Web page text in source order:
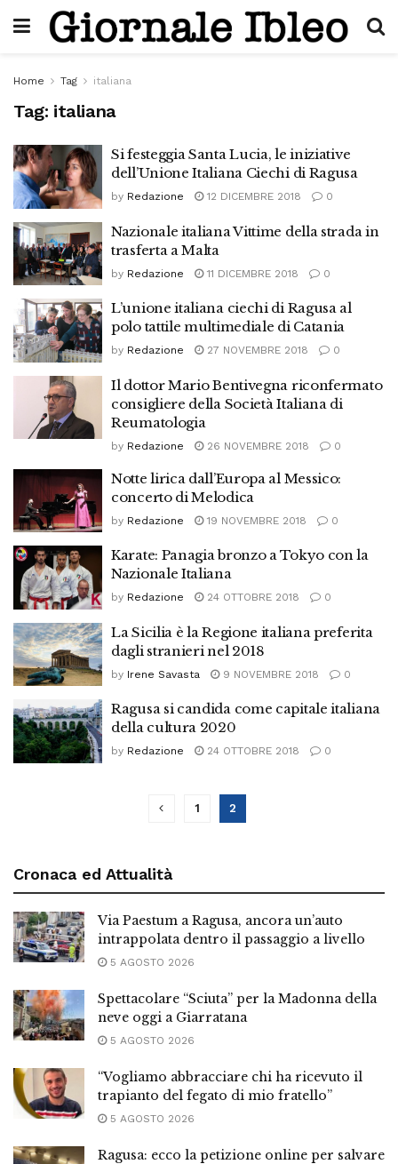
Home Tag italiana
Tag: italiana
Si festeggia Santa Lucia, le iniziative
dell’Unione Italiana Ciechi di Ragusa
by Redazione 12 DICEMBRE 2018 0
Nazionale italiana Vittime della strada in
trasferta a Malta
by Redazione 11 DICEMBRE 2018 0
L’unione italiana ciechi di Ragusa al
polo tattile multimediale di Catania
by Redazione 27 NOVEMBRE 2018 0
Il dottor Mario Bentivegna riconfermato
consigliere della Società Italiana di
Reumatologia
by Redazione 26 NOVEMBRE 2018 0
Notte lirica dall’Europa al Messico:
concerto di Melodica
by Redazione 19 NOVEMBRE 2018 0
Karate: Panagia bronzo a Tokyo con la
Nazionale Italiana
by Redazione 24 OTTOBRE 2018 0
La Sicilia è la Regione italiana preferita
dagli stranieri nel 2018
by Irene Savasta 9 NOVEMBRE 2018 0
Ragusa si candida come capitale italiana
della cultura 2020
by Redazione 24 OTTOBRE 2018 0
1 2
Cronaca ed Attualità
Via Paestum a Ragusa, ancora un’auto
intrappolata dentro il passaggio a livello
5 AGOSTO 2026
Spettacolare “Sciuta” per la Madonna della
neve oggi a Giarratana
5 AGOSTO 2026
“Vogliamo abbracciare chi ha ricevuto il
trapianto del fegato di mio fratello”
5 AGOSTO 2026
Ragusa: ecco la petizione online per salvare